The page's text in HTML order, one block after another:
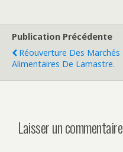
Publication Précédente
Réouverture Des Marchés
Alimentaires De Lamastre.
Laisser un commentaire